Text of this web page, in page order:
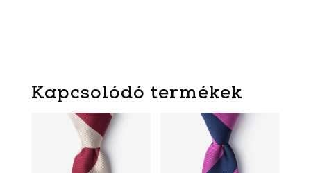
Kapcsolódó termékek